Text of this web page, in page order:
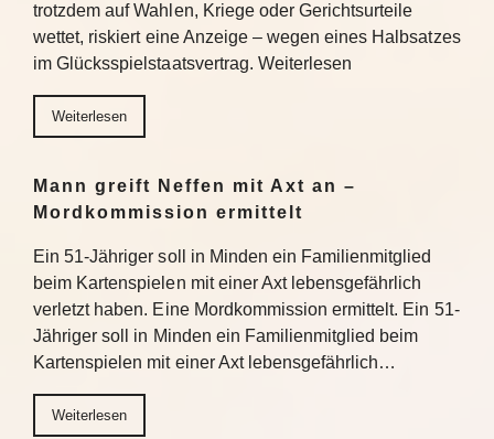
trotzdem auf Wahlen, Kriege oder Gerichtsurteile
wettet, riskiert eine Anzeige – wegen eines Halbsatzes
im Glücksspielstaatsvertrag. Weiterlesen
Weiterlesen
Mann greift Neffen mit Axt an –
Mordkommission ermittelt
Ein 51-Jähriger soll in Minden ein Familienmitglied
beim Kartenspielen mit einer Axt lebensgefährlich
verletzt haben. Eine Mordkommission ermittelt. Ein 51-
Jähriger soll in Minden ein Familienmitglied beim
Kartenspielen mit einer Axt lebensgefährlich…
Weiterlesen